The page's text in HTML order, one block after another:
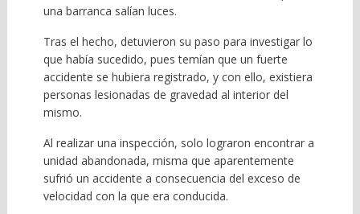
una barranca salían luces.
Tras el hecho, detuvieron su paso para investigar lo
que había sucedido, pues temían que un fuerte
accidente se hubiera registrado, y con ello, existiera
personas lesionadas de gravedad al interior del
mismo.
Al realizar una inspección, solo lograron encontrar a
unidad abandonada, misma que aparentemente
sufrió un accidente a consecuencia del exceso de
velocidad con la que era conducida.